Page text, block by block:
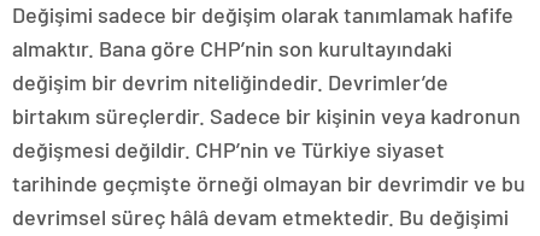
Değişimi sadece bir değişim olarak tanımlamak hafife
almaktır. Bana göre CHP’nin son kurultayındaki
değişim bir devrim niteliğindedir. Devrimler’de
birtakım süreçlerdir. Sadece bir kişinin veya kadronun
değişmesi değildir. CHP’nin ve Türkiye siyaset
tarihinde geçmişte örneği olmayan bir devrimdir ve bu
devrimsel süreç hâlâ devam etmektedir. Bu değişimi